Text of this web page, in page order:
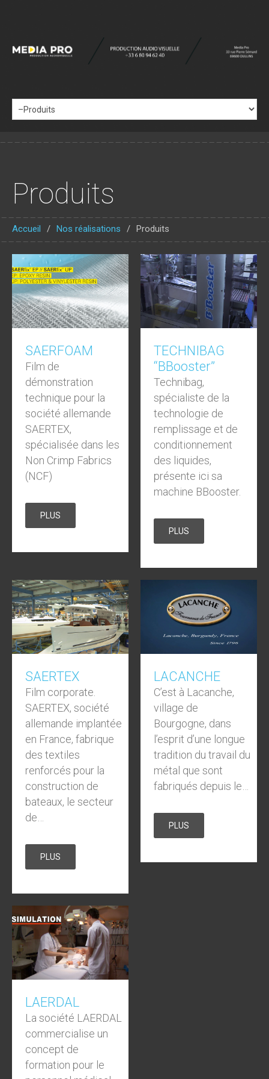
Produits
Accueil Nos réalisations Produits
SAERFOAM
Film de
démonstration
technique pour la
société allemande
SAERTEX,
spécialisée dans les
Non Crimp Fabrics
(NCF)
PLUS
TECHNIBAG
“BBooster”
Technibag,
spécialiste de la
technologie de
remplissage et de
conditionnement
des liquides,
présente ici sa
machine BBooster.
PLUS
SAERTEX
Film corporate.
SAERTEX, société
allemande implantée
en France, fabrique
des textiles
renforcés pour la
construction de
bateaux, le secteur
de…
PLUS
LACANCHE
C’est à Lacanche,
village de
Bourgogne, dans
l’esprit d’une longue
tradition du travail du
métal que sont
fabriqués depuis le…
PLUS
LAERDAL
La société LAERDAL
commercialise un
concept de
formation pour le